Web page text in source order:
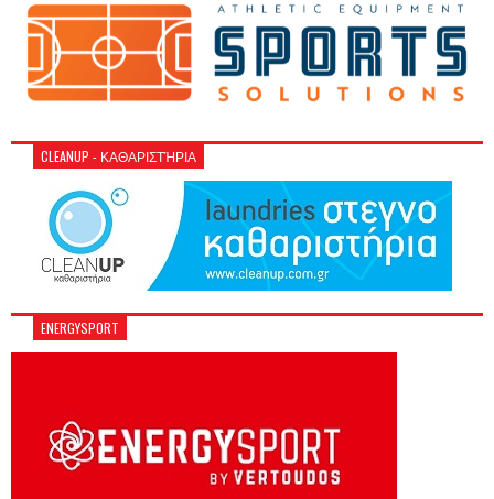
CLEANUP - ΚΑΘΑΡΙΣΤΉΡΙΑ
ENERGYSPORT